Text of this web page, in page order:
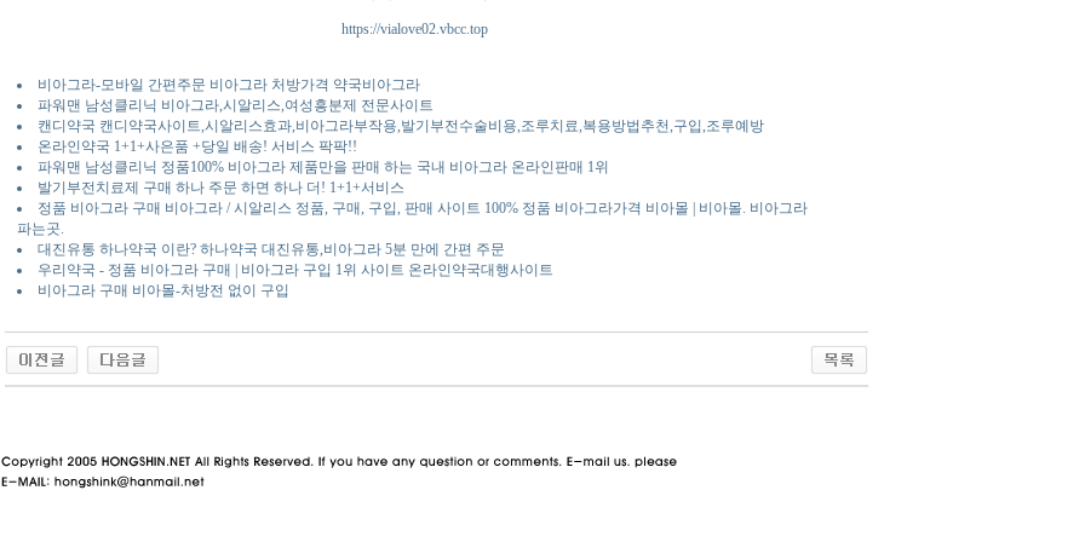
https://vialove02.vbcc.top
비아그라-모바일 간편주문 비아그라 처방가격 약국비아그라
파워맨 남성클리닉 비아그라,시알리스,여성흥분제 전문사이트
캔디약국 캔디약국사이트,시알리스효과,비아그라부작용,발기부전수술비용,조루치료,복용방법추천,구입,조루예방
온라인약국 1+1+사은품 +당일 배송! 서비스 팍팍!!
파워맨 남성클리닉 정품100% 비아그라 제품만을 판매 하는 국내 비아그라 온라인판매 1위
발기부전치료제 구매 하나 주문 하면 하나 더! 1+1+서비스
정품 비아그라 구매 비아그라 / 시알리스 정품, 구매, 구입, 판매 사이트 100% 정품 비아그라가격 비아몰 | 비아몰. 비아그라
파는곳.
대진유통 하나약국 이란? 하나약국 대진유통,비아그라 5분 만에 간편 주문
우리약국 - 정품 비아그라 구매 | 비아그라 구입 1위 사이트 온라인약국대행사이트
비아그라 구매 비아몰-처방전 없이 구입